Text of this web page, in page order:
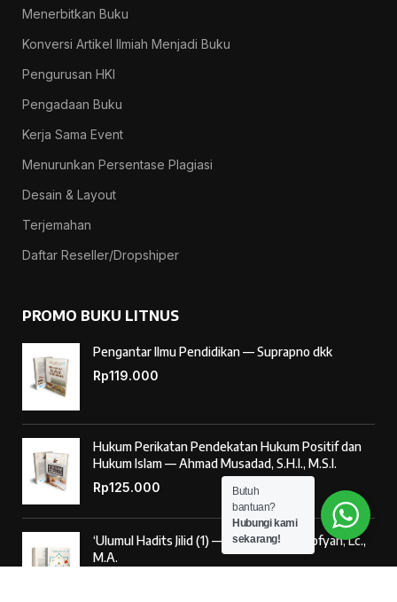
Menerbitkan Buku
Konversi Artikel Ilmiah Menjadi Buku
Pengurusan HKI
Pengadaan Buku
Kerja Sama Event
Menurunkan Persentase Plagiasi
Desain & Layout
Terjemahan
Daftar Reseller/Dropshiper
PROMO BUKU LITNUS
Pengantar Ilmu Pendidikan — Suprapno dkk
Rp119.000
Hukum Perikatan Pendekatan Hukum Positif dan
Hukum Islam — Ahmad Musadad, S.H.I., M.S.I.
Rp125.000
‘Ulumul Hadits Jilid (1) — Dr. Nur Baety Sofyan, Lc.,
M.A.
Butuh
bantuan?
Hubungi kami
sekarang!